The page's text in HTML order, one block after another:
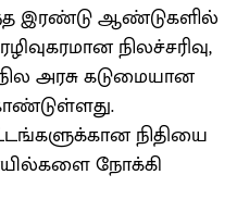
இரண்டு ஆண்டுகளில்
நிலச்சரிவு,
அரசு கடுமையான
நிதியை
நோக்கி